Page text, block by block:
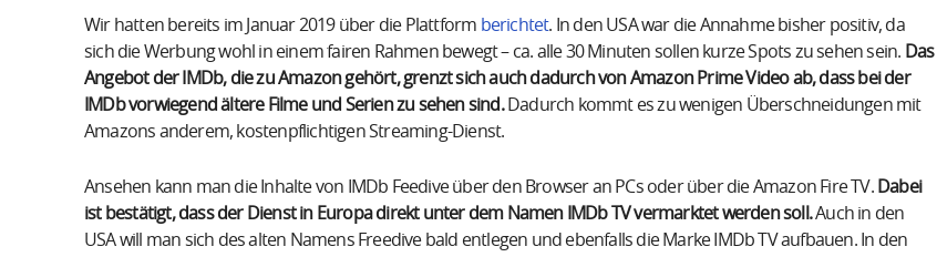
Wir hatten bereits im Januar 2019 über die Plattform berichtet. In den USA war die Annahme bisher positiv, da
sich die Werbung wohl in einem fairen Rahmen bewegt – ca. alle 30 Minuten sollen kurze Spots zu sehen sein. Das
Angebot der IMDb, die zu Amazon gehört, grenzt sich auch dadurch von Amazon Prime Video ab, dass bei der
IMDb vorwiegend ältere Filme und Serien zu sehen sind.Dadurch kommt es zu wenigen Überschneidungen mit
Amazons anderem, kostenpflichtigen Streaming-Dienst.
Ansehen kann man die Inhalte von IMDb Feedive über den Browser an PCs oder über die Amazon Fire TV.Dabei
ist bestätigt, dass der Dienst in Europa direkt unter dem Namen IMDb TV vermarktet werden soll.Auch in den
USA will man sich des alten Namens Freedive bald entlegen und ebenfalls die Marke IMDb TV aufbauen. In den